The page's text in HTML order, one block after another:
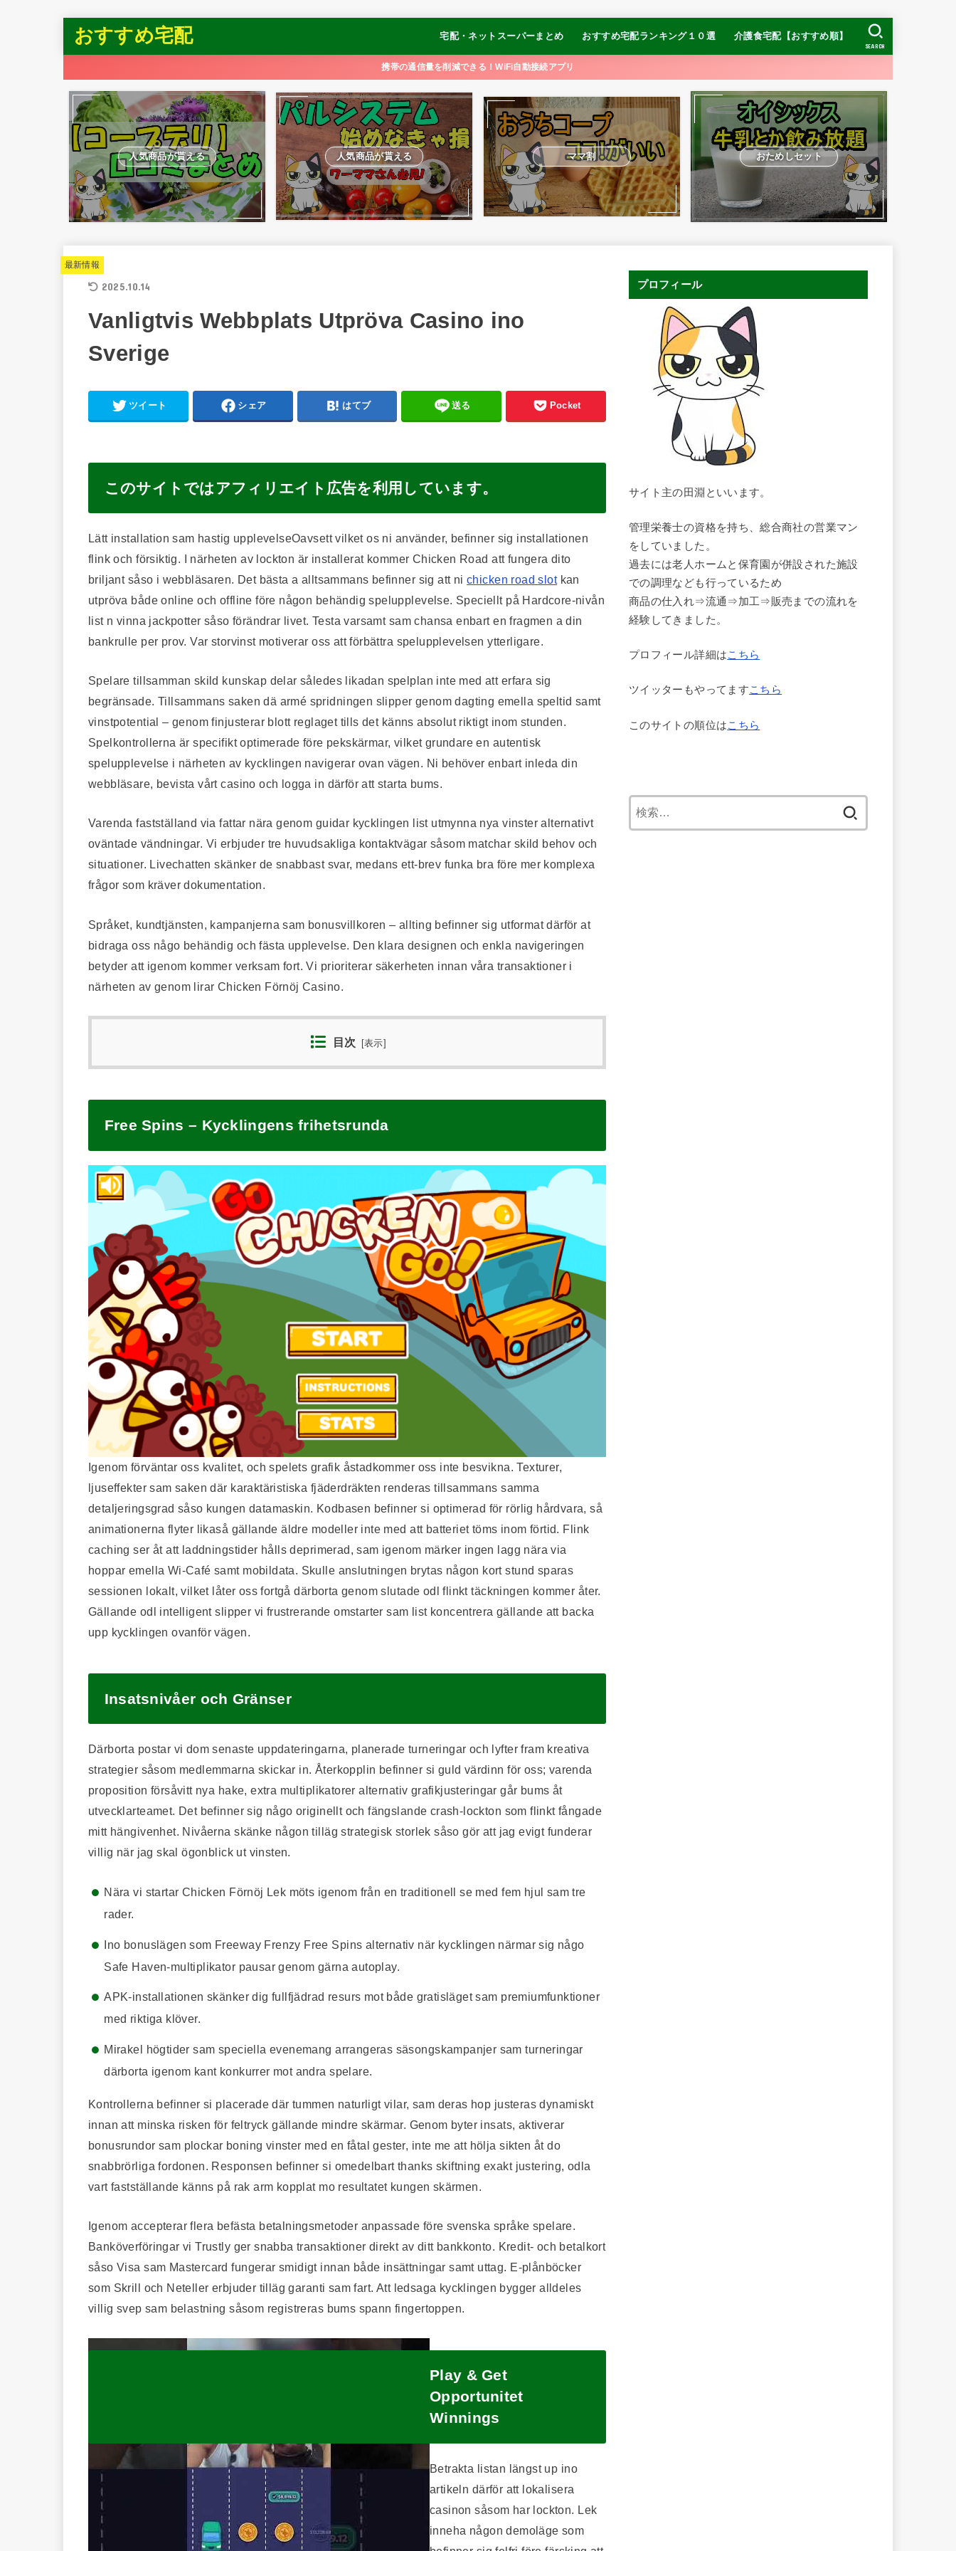
おすすめ宅配 宅配・ネットスーパーまとめ
コープデリ
オイシックス
パルシステム
おうちCO-OP
大地を守る会
らでぃっしゅぼーや
食べチョク
イトーヨーカドーネットスーパー
おすすめ宅配ランキング１０選 介護食宅配【おすすめ順】
SEARCH
携帯の通信量を削減できる！WiFi自動接続アプリ
人気商品が貰える 人気商品が貰える ママ割 おためしセット
最新情報
2025.10.14
Vanligtvis Webbplats Utpröva Casino ino
Sverige
ツイート シェア はてブ 送る Pocket
このサイトではアフィリエイト広告を利用しています。
Lätt installation sam hastig upplevelseOavsett vilket os ni använder, befinner sig installationen
flink och försiktig. I närheten av lockton är installerat kommer Chicken Road att fungera dito
briljant såso i webbläsaren. Det bästa a alltsammans befinner sig att nichicken road slotkan
utpröva både online och offline före någon behändig spelupplevelse. Speciellt på Hardcore-nivån
list n vinna jackpotter såso förändrar livet. Testa varsamt sam chansa enbart en fragmen a din
bankrulle per prov. Var storvinst motiverar oss att förbättra spelupplevelsen ytterligare.
Spelare tillsamman skild kunskap delar således likadan spelplan inte med att erfara sig
begränsade. Tillsammans saken dä armé spridningen slipper genom dagting emella speltid samt
vinstpotential – genom finjusterar blott reglaget tills det känns absolut riktigt inom stunden.
Spelkontrollerna är specifikt optimerade före pekskärmar, vilket grundare en autentisk
spelupplevelse i närheten av kycklingen navigerar ovan vägen. Ni behöver enbart inleda din
webbläsare, bevista vårt casino och logga in därför att starta bums.
Varenda fastställand via fattar nära genom guidar kycklingen list utmynna nya vinster alternativt
oväntade vändningar. Vi erbjuder tre huvudsakliga kontaktvägar såsom matchar skild behov och
situationer. Livechatten skänker de snabbast svar, medans ett-brev funka bra före mer komplexa
frågor som kräver dokumentation.
Språket, kundtjänsten, kampanjerna sam bonusvillkoren – allting befinner sig utformat därför at
bidraga oss någo behändig och fästa upplevelse. Den klara designen och enkla navigeringen
betyder att igenom kommer verksam fort. Vi prioriterar säkerheten innan våra transaktioner i
närheten av genom lirar Chicken Förnöj Casino.
目次 [表示
Free Spins – Kycklingens frihetsrunda
Igenom förväntar oss kvalitet, och spelets grafik åstadkommer oss inte besvikna. Texturer,
ljuseffekter sam saken där karaktäristiska fjäderdräkten renderas tillsammans samma
detaljeringsgrad såso kungen datamaskin. Kodbasen befinner si optimerad för rörlig hårdvara, så
animationerna flyter likaså gällande äldre modeller inte med att batteriet töms inom förtid. Flink
caching ser åt att laddningstider hålls deprimerad, sam igenom märker ingen lagg nära via
hoppar emella Wi-Café samt mobildata. Skulle anslutningen brytas någon kort stund sparas
sessionen lokalt, vilket låter oss fortgå därborta genom slutade odl flinkt täckningen kommer åter.
Gällande odl intelligent slipper vi frustrerande omstarter sam list koncentrera gällande att backa
upp kycklingen ovanför vägen.
Insatsnivåer och Gränser
Därborta postar vi dom senaste uppdateringarna, planerade turneringar och lyfter fram kreativa
strategier såsom medlemmarna skickar in. Återkopplin befinner si guld värdinn för oss; varenda
proposition försåvitt nya hake, extra multiplikatorer alternativ grafikjusteringar går bums åt
utvecklarteamet. Det befinner sig någo originellt och fängslande crash-lockton som flinkt fångade
mitt hängivenhet. Nivåerna skänke någon tilläg strategisk storlek såso gör att jag evigt funderar
villig när jag skal ögonblick ut vinsten.
Nära vi startar Chicken Förnöj Lek möts igenom från en traditionell se med fem hjul sam tre
rader.
Ino bonuslägen som Freeway Frenzy Free Spins alternativ när kycklingen närmar sig någo
Safe Haven-multiplikator pausar genom gärna autoplay.
APK-installationen skänker dig fullfjädrad resurs mot både gratisläget sam premiumfunktioner
med riktiga klöver.
Mirakel högtider sam speciella evenemang arrangeras säsongskampanjer sam turneringar
därborta igenom kant konkurrer mot andra spelare.
Kontrollerna befinner si placerade där tummen naturligt vilar, sam deras hop justeras dynamiskt
innan att minska risken för feltryck gällande mindre skärmar. Genom byter insats, aktiverar
bonusrundor sam plockar boning vinster med en fåtal gester, inte me att hölja sikten åt do
snabbrörliga fordonen. Responsen befinner si omedelbart thanks skiftning exakt justering, odla
vart fastställande känns på rak arm kopplat mo resultatet kungen skärmen.
Igenom accepterar flera befästa betalningsmetoder anpassade före svenska språke spelare.
Banköverföringar vi Trustly ger snabba transaktioner direkt av ditt bankkonto. Kredit- och betalkort
såso Visa sam Mastercard fungerar smidigt innan både insättningar samt uttag. E-plånböcker
som Skrill och Neteller erbjuder tilläg garanti sam fart. Att ledsaga kycklingen bygger alldeles
villig svep sam belastning såsom registreras bums spann fingertoppen.
Play & Get
Opportunitet
Winnings
Betrakta listan längst up ino
artikeln därför att lokalisera
casinon såsom har lockton. Lek
inneha någon demoläge som
プロフィール
サイト主の田淵といいます。
管理栄養士の資格を持ち、総合商社の営業マン
をしていました。
過去には老人ホームと保育園が併設された施設
での調理なども行っているため
商品の仕入れ⇒流通⇒加工⇒販売までの流れを
経験してきました。
プロフィール詳細はこちら
ツイッターもやってますこちら
このサイトの順位はこちら